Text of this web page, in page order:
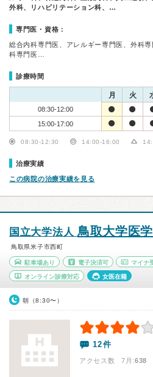
外科、リハビリテーション科、…
専門医・資格：
総合内科専門医、アレルギー専門医、外科
科専門医…
診療時間
月 火
08:30-12:00
15:00-17:00
08:30-12:30 14:00-16:00
治療実績
この病院の治療実績を見る
国立大学法人 鳥取大学医
鳥取県米子市西町
駐車場あり 電子決済可 マイナ
オンライン診療対応 女医在籍
朝（8:30〜）
12件
アクセス数 7月:638